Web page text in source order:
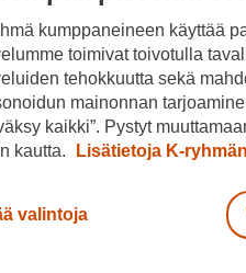
kumppaneineen käyttää
toimivat toivotulla
tehokkuutta sekä
mainonnan
kaikki”. Pystyt
kautta.
Lisätietoja K-
valintoja